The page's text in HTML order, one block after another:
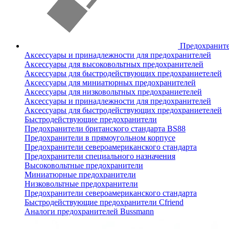
Аксессуары и принадлежности для предохранителей
Аксессуары для высоковольтных предохранителей
Аксессуары для быстродействующих предохраниетелей
Аксессуары для миниатюрных предохранителей
Аксессуары для низковольтных предохраниетелей
Аксессуары и принадлежности для предохранителей
Аксессуары для быстродействующих предохраниетелей
Быстродействующие предохранители
Предохранители британского стандарта BS88
Предохранители в прямоугольном корпусе
Предохранители североамериканского стандарта
Предохранители специального назначения
Высоковольтные предохранители
Миниатюрные предохранители
Низковольтные предохранители
Предохранители североамериканского стандарта
Быстродействующие предохранители Cfriend
Аналоги предохранителей Bussmann